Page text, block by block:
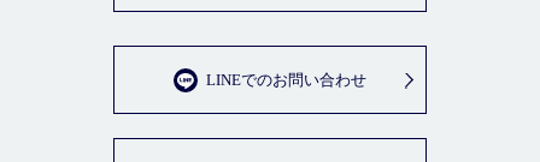
LINEでのお問い合わせ